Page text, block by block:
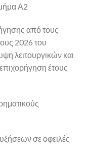
Α2
από τους
2026 του
λειτουργικών και
έτους
σε οφειλές